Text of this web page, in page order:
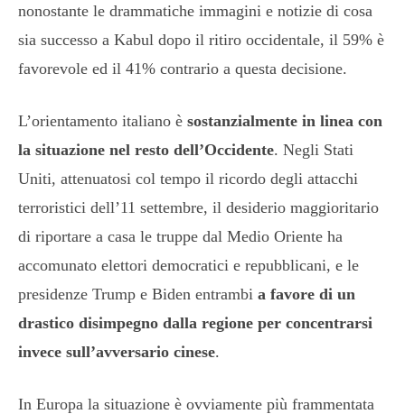
nonostante le drammatiche immagini e notizie di cosa
sia successo a Kabul dopo il ritiro occidentale, il 59% è
favorevole ed il 41% contrario a questa decisione.
L’orientamento italiano è sostanzialmente in linea con
la situazione nel resto dell’Occidente. Negli Stati
Uniti, attenuatosi col tempo il ricordo degli attacchi
terroristici dell’11 settembre, il desiderio maggioritario
di riportare a casa le truppe dal Medio Oriente ha
accomunato elettori democratici e repubblicani, e le
presidenze Trump e Biden entrambi a favore di un
drastico disimpegno dalla regione per concentrarsi
invece sull’avversario cinese.
In Europa la situazione è ovviamente più frammentata